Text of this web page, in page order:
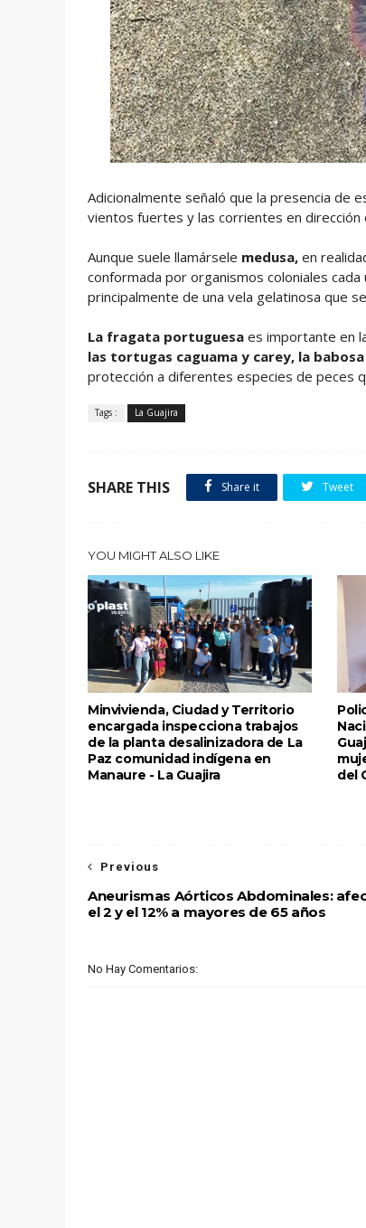
Adicionalmente señaló que la presencia de
vientos fuertes y las corrientes en
Aunque suele llamársele medusa, en
conformada por organismos coloniales
principalmente de una vela gelatinosa que
La fragata portuguesa es importante en
las tortugas caguama y carey, la
protección a diferentes especies de peces
Tags : La Guajira
SHARE THIS Share it Tweet
YOU MIGHT ALSO LIKE
Minvivienda, Ciudad y Territorio
encargada inspecciona trabajos
de la planta desalinizadora de La
Paz comunidad indígena en
Manaure - La Guajira
del
Previous
Aneurismas Aórticos Abdominales:
el 2 y el 12% a mayores de 65 años
No Hay Comentarios: